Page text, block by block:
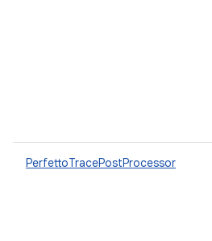
PerfettoTracePostProcessor